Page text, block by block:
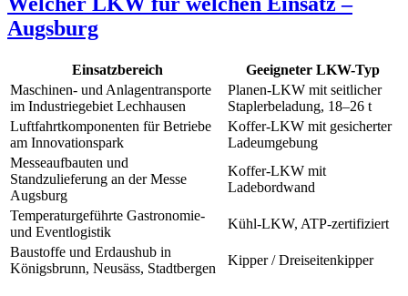
Augsburg
Einsatzbereich
Geeigneter LKW-Typ
Maschinen- und Anlagentransporte
im Industriegebiet Lechhausen
Planen-LKW mit seitlicher
Staplerbeladung, 18–26 t
Luftfahrtkomponenten für Betriebe
am Innovationspark
Koffer-LKW mit gesicherter
Ladeumgebung
Messeaufbauten und
Standzulieferung an der Messe
Augsburg
Koffer-LKW mit
Ladebordwand
Temperaturgeführte Gastronomie-
und Eventlogistik
Kühl-LKW, ATP-zertifiziert
Baustoffe und Erdaushub in
Königsbrunn, Neusäss, Stadtbergen
Kipper / Dreiseitenkipper